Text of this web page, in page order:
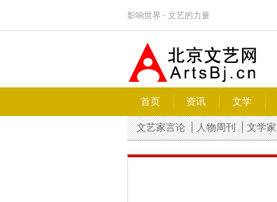
影响世界 - 文艺的力量
首页 资讯 文学
文艺家言论
人物周刊 文学家